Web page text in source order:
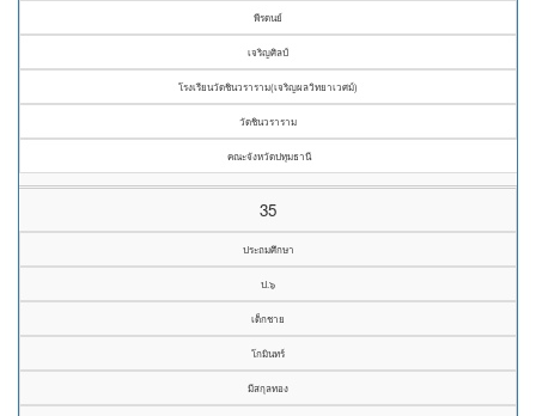
พีรดนย์
เจริญศิลป์
โรงเรียนวัดชินวราราม(เจริญผลวิทยาเวศม์)
วัดชินวราราม
คณะจังหวัดปทุมธานี
35
ประถมศึกษา
ป.๖
เด็กชาย
โกมินทร์
มีสกุลทอง